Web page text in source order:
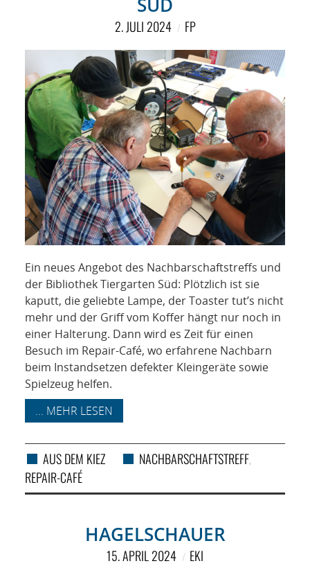
SÜD
2. JULI 2024 FP
Ein neues Angebot des Nachbarschaftstreffs und
der Bibliothek Tiergarten Süd: Plötzlich ist sie
kaputt, die geliebte Lampe, der Toaster tut’s nicht
mehr und der Griff vom Koffer hängt nur noch in
einer Halterung. Dann wird es Zeit für einen
Besuch im Repair-Café, wo erfahrene Nachbarn
beim Instandsetzen defekter Kleingeräte sowie
Spielzeug helfen.
... MEHR LESEN
AUS DEM KIEZ NACHBARSCHAFTSTREFF,
REPAIR-CAFÉ
HAGELSCHAUER
15. APRIL 2024 EKI